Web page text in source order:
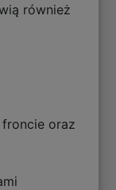
również
froncie oraz